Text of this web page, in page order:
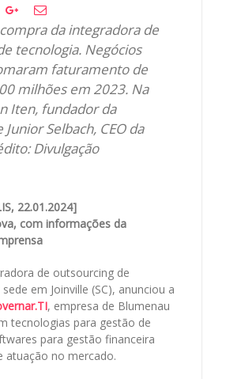
Google+Email
da integradora de
tecnologia. Negócios
faturamento de
milhões em 2023. Na
Iten, fundador da
Junior Selbach, CEO da
Divulgação
22.01.2024]
com informações da
de outsourcing de
em Joinville (SC), anunciou a
, empresa de Blumenau
tecnologias para gestão de
para gestão financeira
atuação no mercado.